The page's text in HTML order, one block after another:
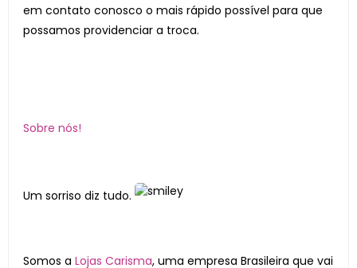
em contato conosco o mais rápido possível para que
possamos providenciar a troca.
Sobre nós!
Um sorriso diz tudo.
Somos a Lojas Carisma, uma empresa Brasileira que vai